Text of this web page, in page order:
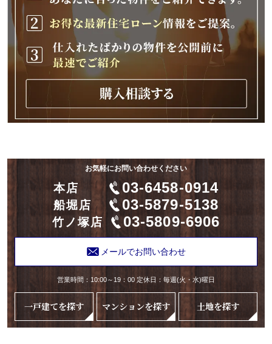
お気軽にお問い合わせください
本店 03-6458-0914
船堀店 03-5879-5138
竹ノ塚店 03-5809-6906
メールでお問い合わせ
営業時間：10:00～19：00 定休日：毎週(火・水)曜日
一戸建てを探す マンションを探す 土地を探す